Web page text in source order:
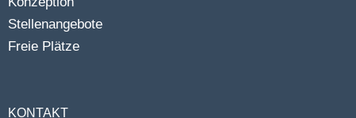
Stellenangebote
Freie Plätze
KONTAKT